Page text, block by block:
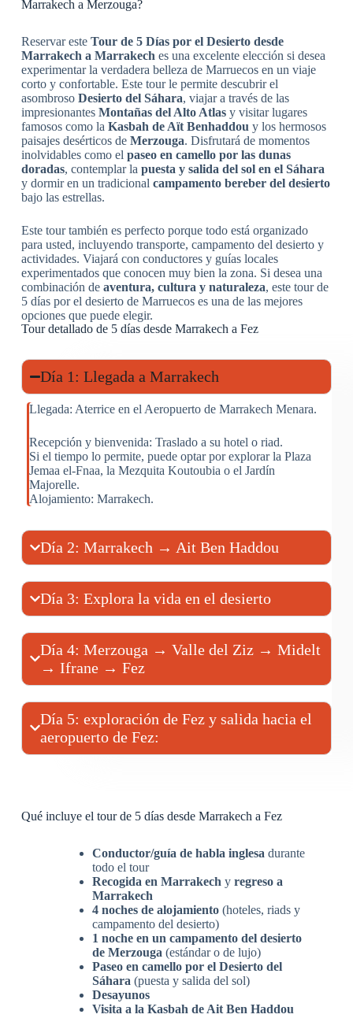
Marrakech a Merzouga?
Reservar este Tour de 5 Días por el Desierto desde
Marrakech a Marrakech es una excelente elección si desea
experimentar la verdadera belleza de Marruecos en un viaje
corto y confortable. Este tour le permite descubrir el
asombroso Desierto del Sáhara, viajar a través de las
impresionantes Montañas del Alto Atlasy visitar lugares
famosos como la Kasbah de Aït Benhaddou y los hermosos
paisajes desérticos de Merzouga. Disfrutará de momentos
inolvidables como el paseo en camello por las dunas
doradas, contemplar la puesta y salida del sol en el Sáhara
y dormir en un tradicional campamento bereber del desierto
bajo las estrellas.
Este tour también es perfecto porque todo está organizado
para usted, incluyendo transporte, campamento del desierto y
actividades. Viajará con conductores y guías locales
experimentados que conocen muy bien la zona. Si desea una
combinación de aventura, cultura y naturaleza, este tour de
5 días por el desierto de Marruecos es una de las mejores
opciones que puede elegir.
Tour detallado de 5 días desde Marrakech a Fez
Día 1: Llegada a Marrakech
Llegada: Aterrice en el Aeropuerto de Marrakech Menara.
Recepción y bienvenida: Traslado a su hotel o riad.
Si el tiempo lo permite, puede optar por explorar la Plaza
Jemaa el-Fnaa, la Mezquita Koutoubia o el Jardín
Majorelle.
Alojamiento: Marrakech.
Día 2: Marrakech → Ait Ben Haddou
Día 3: Explora la vida en el desierto
Día 4: Merzouga → Valle del Ziz → Midelt
→ Ifrane → Fez
Día 5: exploración de Fez y salida hacia el
aeropuerto de Fez:
Qué incluye el tour de 5 días desde Marrakech a Fez
Conductor/guía de habla inglesa durante
todo el tour
Recogida en Marrakech y regreso a
Marrakech
4 noches de alojamiento(hoteles, riads y
campamento del desierto)
1 noche en un campamento del desierto
de Merzouga (estándar o de lujo)
Paseo en camello por el Desierto del
Sáhara (puesta y salida del sol)
Desayunos
Visita a la Kasbah de Ait Ben Haddou